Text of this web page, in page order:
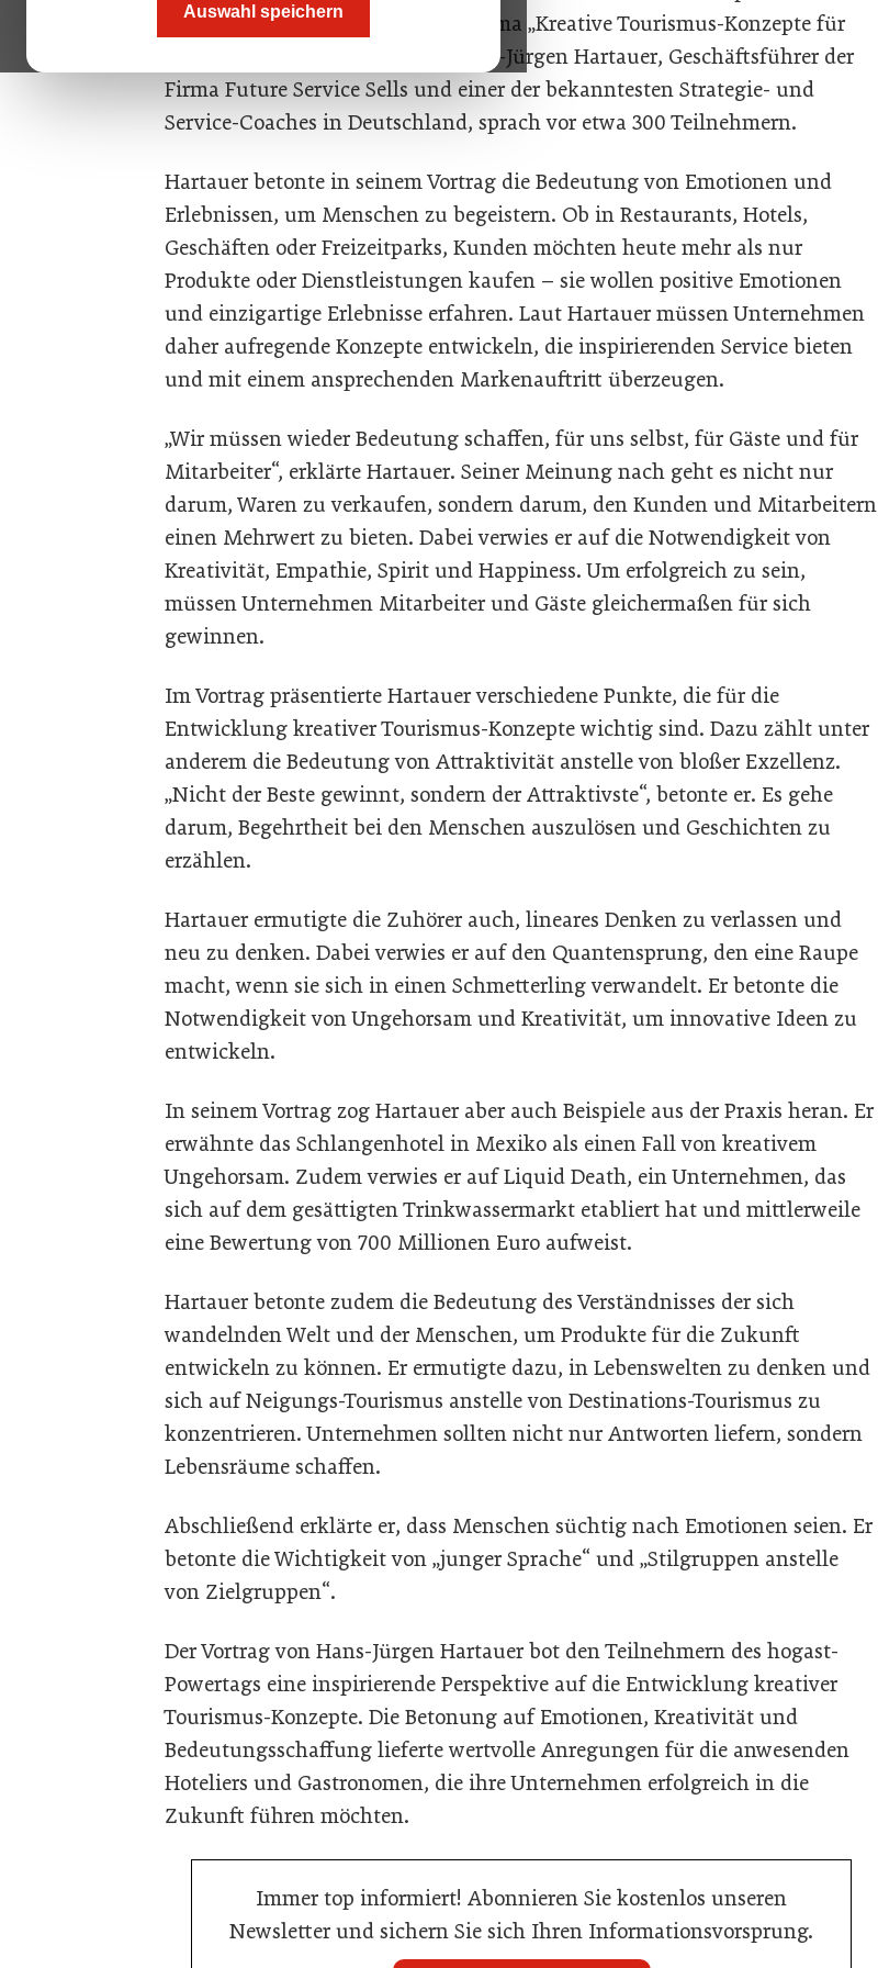
Auswahl speichern
ein inspirierender Vortrag zum Thema „Kreative Tourismus-Konzepte für
die nächste Generation“ statt. Hans-Jürgen Hartauer, Geschäftsführer der
Firma Future Service Sells und einer der bekanntesten Strategie- und
Service-Coaches in Deutschland, sprach vor etwa 300 Teilnehmern.
Hartauer betonte in seinem Vortrag die Bedeutung von Emotionen und
Erlebnissen, um Menschen zu begeistern. Ob in Restaurants, Hotels,
Geschäften oder Freizeitparks, Kunden möchten heute mehr als nur
Produkte oder Dienstleistungen kaufen – sie wollen positive Emotionen
und einzigartige Erlebnisse erfahren. Laut Hartauer müssen Unternehmen
daher aufregende Konzepte entwickeln, die inspirierenden Service bieten
und mit einem ansprechenden Markenauftritt überzeugen.
„Wir müssen wieder Bedeutung schaffen, für uns selbst, für Gäste und für
Mitarbeiter“, erklärte Hartauer. Seiner Meinung nach geht es nicht nur
darum, Waren zu verkaufen, sondern darum, den Kunden und Mitarbeitern
einen Mehrwert zu bieten. Dabei verwies er auf die Notwendigkeit von
Kreativität, Empathie, Spirit und Happiness. Um erfolgreich zu sein,
müssen Unternehmen Mitarbeiter und Gäste gleichermaßen für sich
gewinnen.
Im Vortrag präsentierte Hartauer verschiedene Punkte, die für die
Entwicklung kreativer Tourismus-Konzepte wichtig sind. Dazu zählt unter
anderem die Bedeutung von Attraktivität anstelle von bloßer Exzellenz.
„Nicht der Beste gewinnt, sondern der Attraktivste“, betonte er. Es gehe
darum, Begehrtheit bei den Menschen auszulösen und Geschichten zu
erzählen.
Hartauer ermutigte die Zuhörer auch, lineares Denken zu verlassen und
neu zu denken. Dabei verwies er auf den Quantensprung, den eine Raupe
macht, wenn sie sich in einen Schmetterling verwandelt. Er betonte die
Notwendigkeit von Ungehorsam und Kreativität, um innovative Ideen zu
entwickeln.
In seinem Vortrag zog Hartauer aber auch Beispiele aus der Praxis heran. Er
erwähnte das Schlangenhotel in Mexiko als einen Fall von kreativem
Ungehorsam. Zudem verwies er auf Liquid Death, ein Unternehmen, das
sich auf dem gesättigten Trinkwassermarkt etabliert hat und mittlerweile
eine Bewertung von 700 Millionen Euro aufweist.
Hartauer betonte zudem die Bedeutung des Verständnisses der sich
wandelnden Welt und der Menschen, um Produkte für die Zukunft
entwickeln zu können. Er ermutigte dazu, in Lebenswelten zu denken und
sich auf Neigungs-Tourismus anstelle von Destinations-Tourismus zu
konzentrieren. Unternehmen sollten nicht nur Antworten liefern, sondern
Lebensräume schaffen.
Abschließend erklärte er, dass Menschen süchtig nach Emotionen seien. Er
betonte die Wichtigkeit von „junger Sprache“ und „Stilgruppen anstelle
von Zielgruppen“.
Der Vortrag von Hans-Jürgen Hartauer bot den Teilnehmern des hogast-
Powertags eine inspirierende Perspektive auf die Entwicklung kreativer
Tourismus-Konzepte. Die Betonung auf Emotionen, Kreativität und
Bedeutungsschaffung lieferte wertvolle Anregungen für die anwesenden
Hoteliers und Gastronomen, die ihre Unternehmen erfolgreich in die
Zukunft führen möchten.
Immer top informiert! Abonnieren Sie kostenlos unseren
Newsletter und sichern Sie sich Ihren Informationsvorsprung.